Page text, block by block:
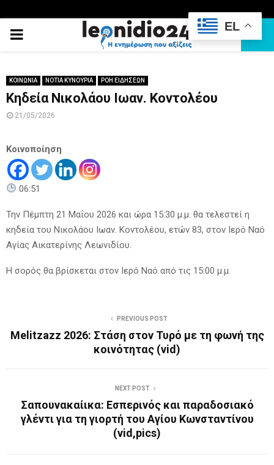
PRIMARY
ΚΟΙΝΩΝΙΑ ΝΟΤΙΑ ΚΥΝΟΥΡΙΑ ΡΟΗ ΕΙΔΗΣΕΩΝ
Κηδεία Νικολάου Ιωαν. Κοντολέου
21/05/2026
Κοινοποίηση
06:51
Την Πέμπτη 21 Μαΐου 2026 και ώρα 15:30 μ.μ. θα τελεστεί η
κηδεία του Νικολάου Ιωαν. Κοντολέου, ετών 83, στον Ιερό Ναό
Αγίας Αικατερίνης Λεωνιδίου.
Η σορός θα βρίσκεται στον Ιερό Ναό από τις 15:00 μ.μ.
PREVIOUS POST
Melitzazz 2026: Στάση στον Τυρό με τη φωνή της
κοινότητας (vid)
NEXT POST
Σαπουνακαίικα: Εσπερινός και παραδοσιακό
γλέντι για τη γιορτή του Αγίου Κωνσταντίνου
(vid,pics)
EL